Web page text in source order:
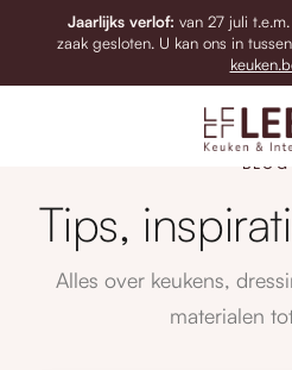
Jaarlijks verlof: van 27 juli
zaak gesloten. U kan ons in
BLOG
Tips,
Alles over keukens,
materialen